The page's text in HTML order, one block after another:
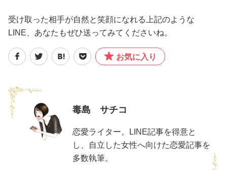
受け取った相手が自然と笑顔になれる上記のような
LINE、あなたもぜひ送ってみてくださいね。
お気に入り
毒島 サチコ
恋愛ライター。LINE記事を得意と
し、自立した女性へ向けた恋愛記事を
多数執筆。